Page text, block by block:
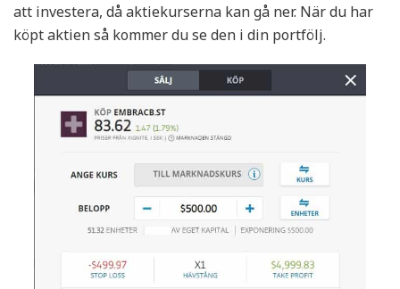
att investera, då aktiekurserna kan gå ner. När du har
köpt aktien så kommer du se den i din portfölj.